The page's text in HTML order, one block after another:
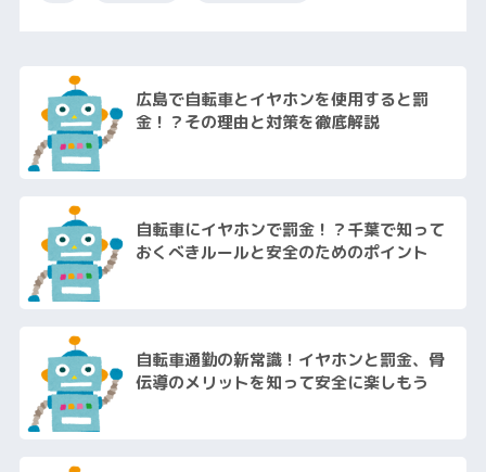
広島で自転車とイヤホンを使用すると罰
金！？その理由と対策を徹底解説
自転車にイヤホンで罰金！？千葉で知って
おくべきルールと安全のためのポイント
自転車通勤の新常識！イヤホンと罰金、骨
伝導のメリットを知って安全に楽しもう